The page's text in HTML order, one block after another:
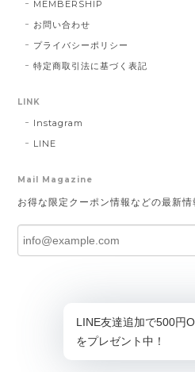
MEMBERSHIP
お問い合わせ
プライバシーポリシー
特定商取引法に基づく表記
LINK
Instagram
LINE
Mail Magazine
お得な限定クーポン情報などの最新情